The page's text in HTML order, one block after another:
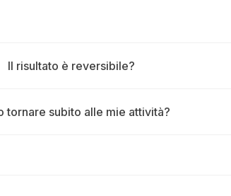
Il risultato è reversibile?
tornare subito alle mie attività?